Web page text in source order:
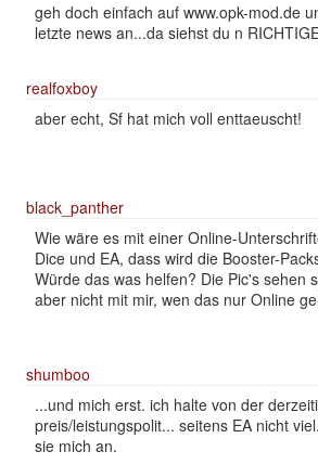
geh doch einfach auf www.opk-mod.de
letzte news an...da siehst du n
realfoxboy
aber echt, Sf hat mich voll enttaeuscht!
black_panther
Wie wäre es mit einer Online-
Dice und EA, dass wird die Booster-
Würde das was helfen? Die Pic's sehen
aber nicht mit mir, wen das nur Online
shumboo
...und mich erst. ich halte von der
preis/leistungspolit... seitens EA nicht
sie mich an.